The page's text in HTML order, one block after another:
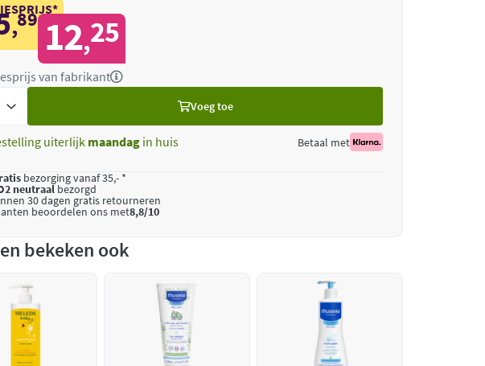
,89 12,25
van fabrikant
Voeg toe
uiterlijk maandag in huis Betaal met
bezorging vanaf 35,- *
neutraalbezorgd
30 dagen gratis retourneren
beoordelen ons met8,8/10
bekeken ook